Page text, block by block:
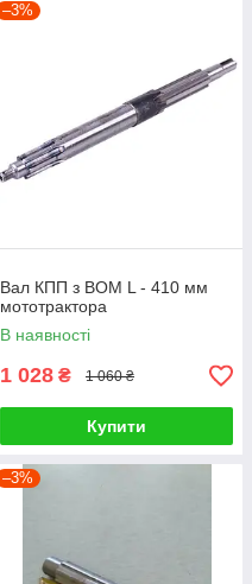
–3%
Вал КПП з ВОМ L - 410 мм
мототрактора
В наявності
1 028 ₴ 1 060 ₴
Купити
–3%